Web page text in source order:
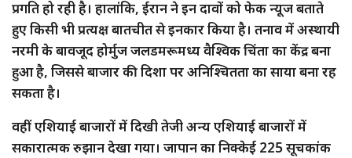
प्रगति हो रही है। हालांकि, ईरान ने इन दावों को फेक न्यूज बताते
हुए किसी भी प्रत्यक्ष बातचीत से इनकार किया है। तनाव में अस्थायी
नरमी के बावजूद होर्मुज जलडमरूमध्य वैश्विक चिंता का केंद्र बना
हुआ है, जिससे बाजार की दिशा पर अनिश्चितता का साया बना रह
सकता है।
वहीं एशियाई बाजारों में दिखी तेजी अन्य एशियाई बाजारों में
सकारात्मक रुझान देखा गया। जापान का निक्केई 225 सूचकांक